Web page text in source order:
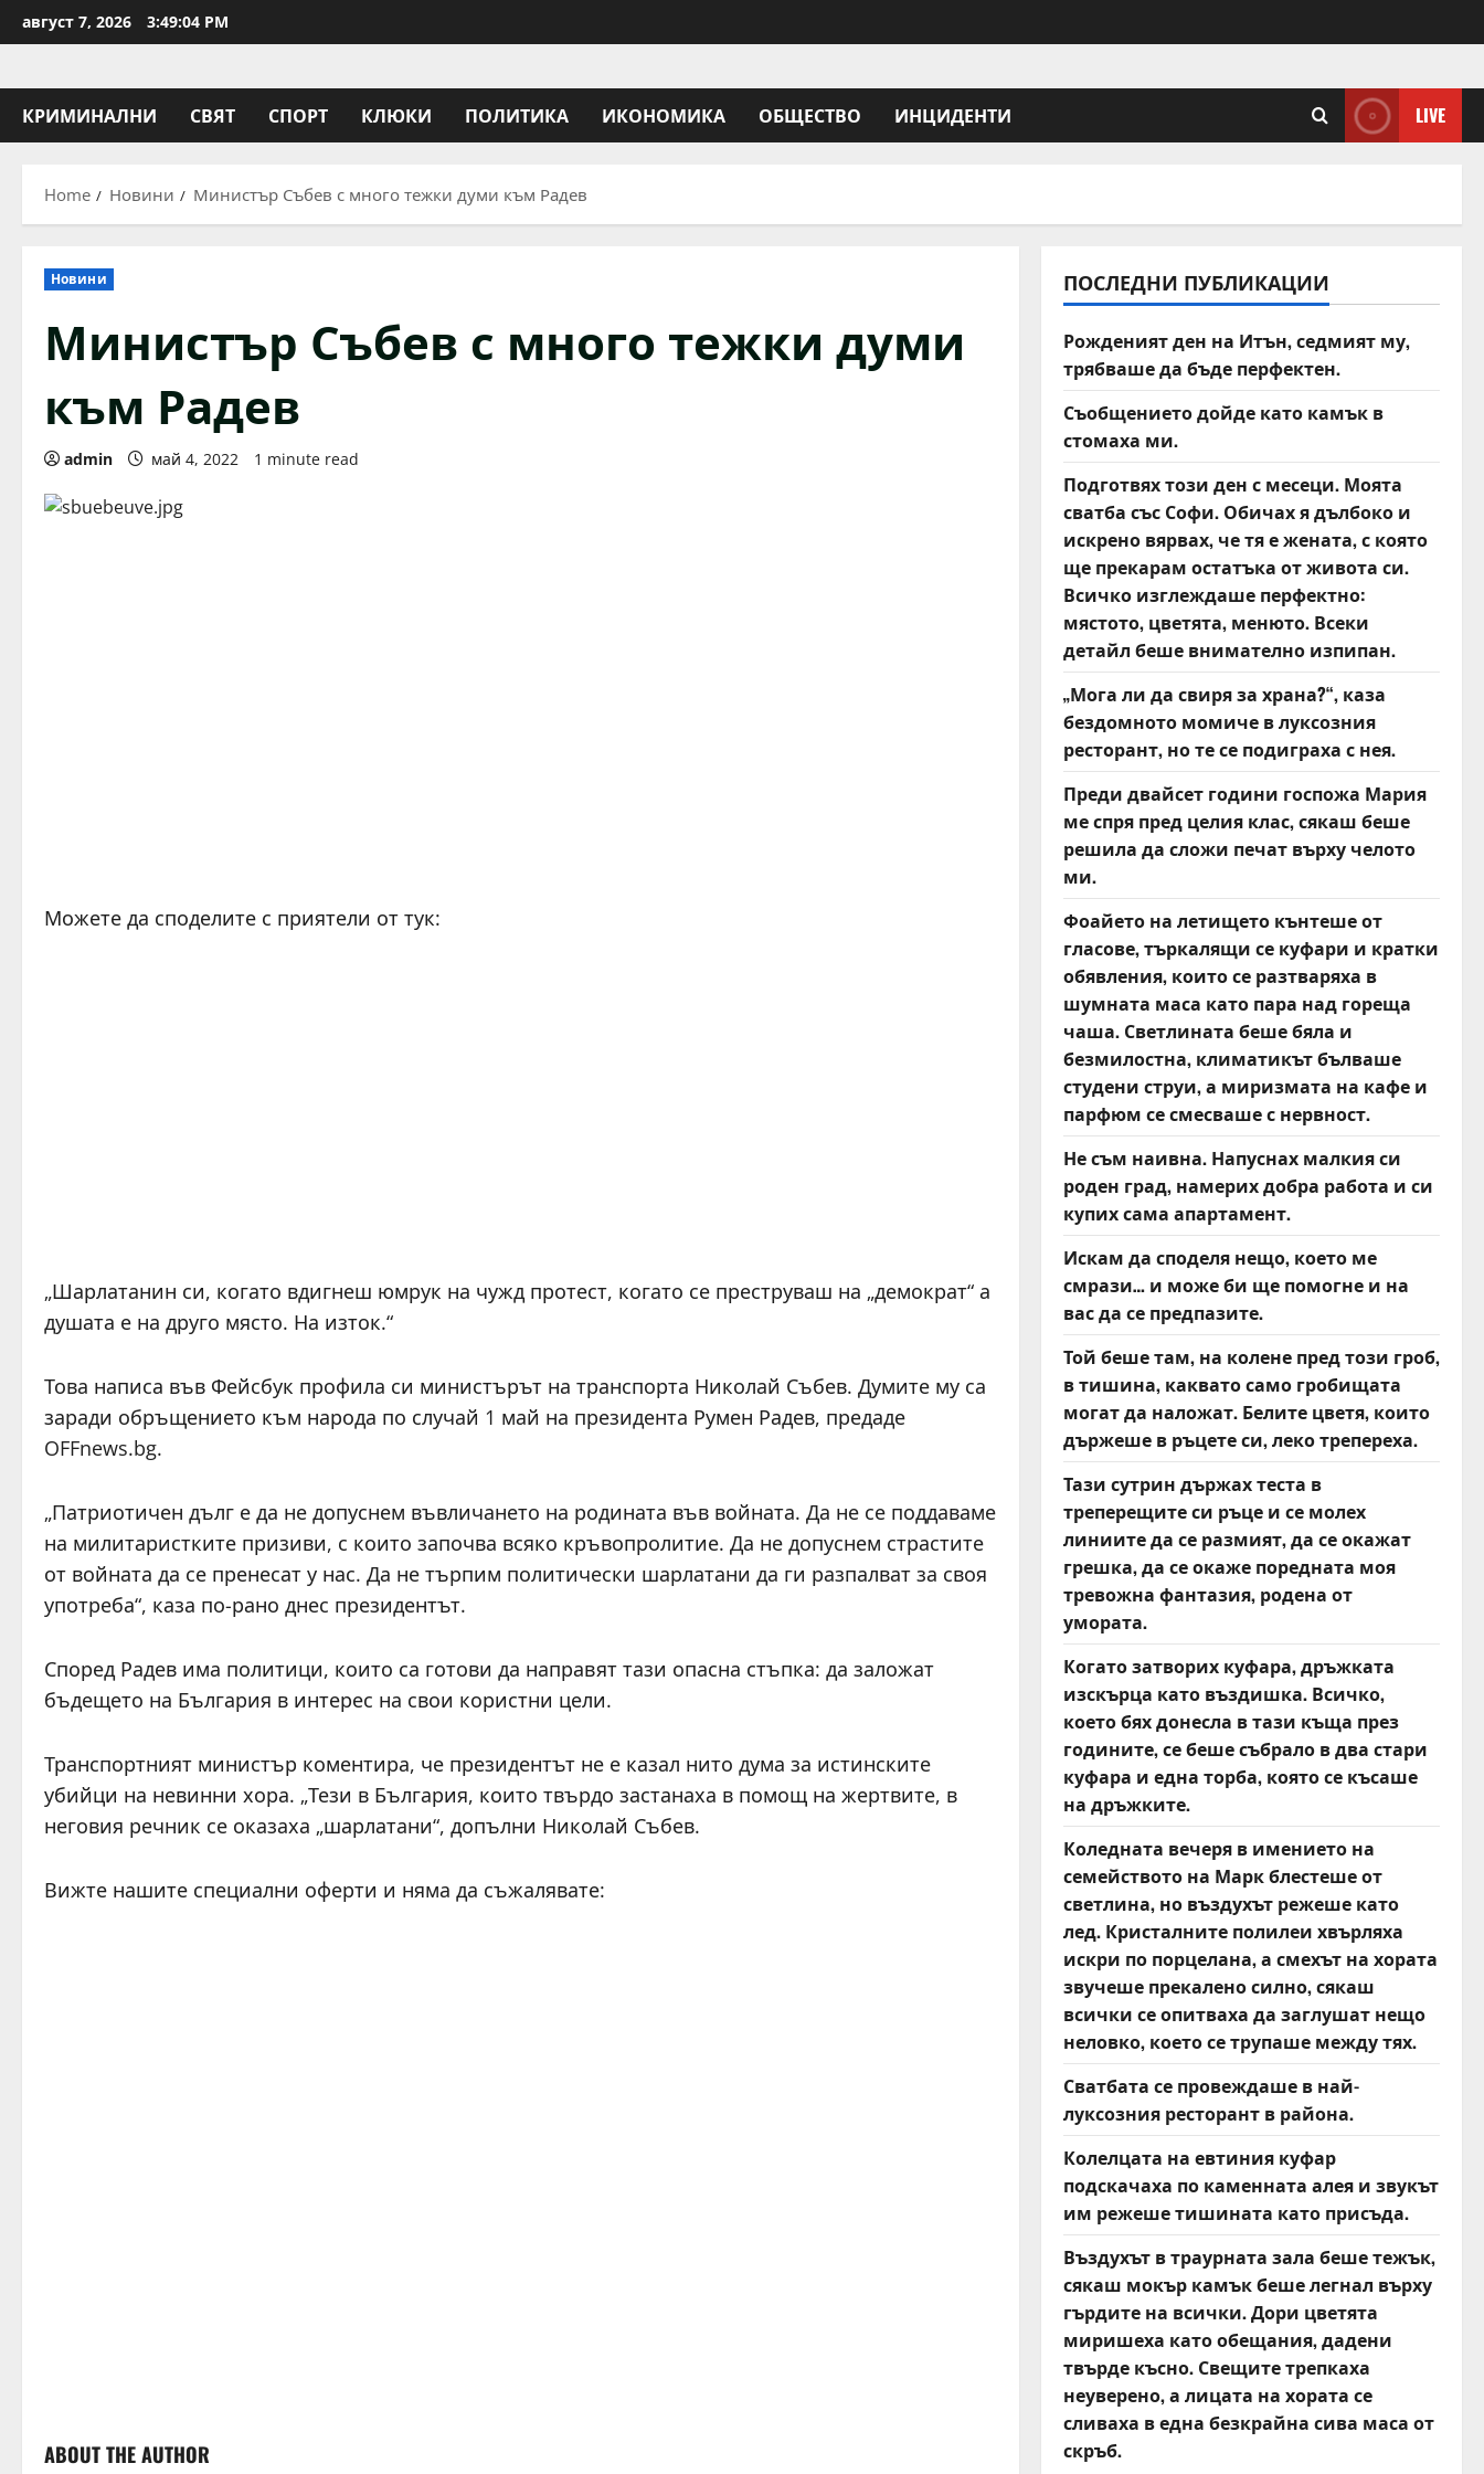
to
август 7, 2026 3:49:04 PM
КРИМИНАЛНИ СВЯТ СПОРТ КЛЮКИ ПОЛИТИКА ИКОНОМИКА ОБЩЕСТВО ИНЦИДЕНТИ LIVE
Home Новини Министър Събев с много тежки думи към Радев
Новини
Министър Събев с много тежки думи
към Радев
admin май 4, 2022 1 minute read
Можете да споделите с приятели от тук:
„Шарлатанин си, когато вдигнеш юмрук на чужд протест, когато се преструваш на „демократ“ а
душата е на друго място. На изток.“
Това написа във Фейсбук профила си министърът на транспорта Николай Събев. Думите му са
заради обръщението към народа по случай 1 май на президента Румен Радев, предаде
OFFnews.bg.
„Патриотичен дълг е да не допуснем въвличането на родината във войната. Да не се поддаваме
на милитаристките призиви, с които започва всяко кръвопролитие. Да не допуснем страстите
от войната да се пренесат у нас. Да не търпим политически шарлатани да ги разпалват за своя
употреба“, каза по-рано днес президентът.
Според Радев има политици, които са готови да направят тази опасна стъпка: да заложат
бъдещето на България в интерес на свои користни цели.
Транспортният министър коментира, че президентът не е казал нито дума за истинските
убийци на невинни хора. „Тези в България, които твърдо застанаха в помощ на жертвите, в
неговия речник се оказаха „шарлатани“, допълни Николай Събев.
Вижте нашите специални оферти и няма да съжалявате:
ABOUT THE AUTHOR
ПОСЛЕДНИ ПУБЛИКАЦИИ
Рожденият ден на Итън, седмият му,
трябваше да бъде перфектен.
Съобщението дойде като камък в
стомаха ми.
Подготвях този ден с месеци. Моята
сватба със Софи. Обичах я дълбоко и
искрено вярвах, че тя е жената, с която
ще прекарам остатъка от живота си.
Всичко изглеждаше перфектно:
мястото, цветята, менюто. Всеки
детайл беше внимателно изпипан.
„Мога ли да свиря за храна?“, каза
бездомното момиче в луксозния
ресторант, но те се подиграха с нея.
Преди двайсет години госпожа Мария
ме спря пред целия клас, сякаш беше
решила да сложи печат върху челото
ми.
Фоайето на летището кънтеше от
гласове, търкалящи се куфари и кратки
обявления, които се разтваряха в
шумната маса като пара над гореща
чаша. Светлината беше бяла и
безмилостна, климатикът бълваше
студени струи, а миризмата на кафе и
парфюм се смесваше с нервност.
Не съм наивна. Напуснах малкия си
роден град, намерих добра работа и си
купих сама апартамент.
Искам да споделя нещо, което ме
смрази… и може би ще помогне и на
вас да се предпазите.
Той беше там, на колене пред този гроб,
в тишина, каквато само гробищата
могат да наложат. Белите цветя, които
държеше в ръцете си, леко трепереха.
Тази сутрин държах теста в
треперещите си ръце и се молех
линиите да се размият, да се окажат
грешка, да се окаже поредната моя
тревожна фантазия, родена от
умората.
Когато затворих куфара, дръжката
изскърца като въздишка. Всичко,
което бях донесла в тази къща през
годините, се беше събрало в два стари
куфара и една торба, която се късаше
на дръжките.
Коледната вечеря в имението на
семейството на Марк блестеше от
светлина, но въздухът режеше като
лед. Кристалните полилеи хвърляха
искри по порцелана, а смехът на хората
звучеше прекалено силно, сякаш
всички се опитваха да заглушат нещо
неловко, което се трупаше между тях.
Сватбата се провеждаше в най-
луксозния ресторант в района.
Колелцата на евтиния куфар
подскачаха по каменната алея и звукът
им режеше тишината като присъда.
Въздухът в траурната зала беше тежък,
сякаш мокър камък беше легнал върху
гърдите на всички. Дори цветята
миришеха като обещания, дадени
твърде късно. Свещите трепкаха
неуверено, а лицата на хората се
сливаха в една безкрайна сива маса от
скръб.